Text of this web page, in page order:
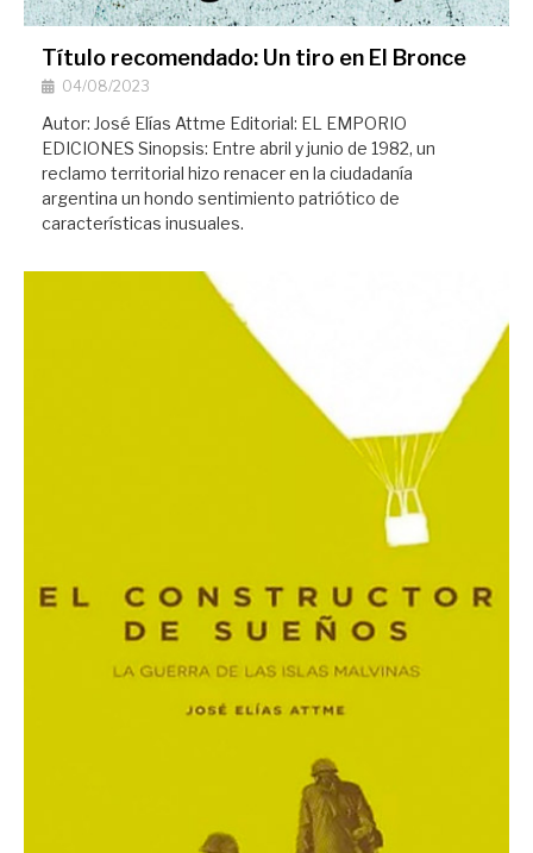
Título recomendado: Un tiro en El Bronce
04/08/2023
Autor: José Elías Attme Editorial: EL EMPORIO
EDICIONES Sinopsis: Entre abril y junio de 1982, un
reclamo territorial hizo renacer en la ciudadanía
argentina un hondo sentimiento patriótico de
características inusuales.